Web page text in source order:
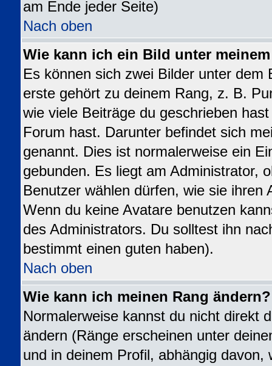
am Ende jeder Seite)
Nach oben
Wie kann ich ein Bild unter
Es können sich zwei Bilder unter dem
erste gehört zu deinem Rang, z. B.
wie viele Beiträge du geschrieben
Forum hast. Darunter befindet sich
genannt. Dies ist normalerweise ein
gebunden. Es liegt am Administrator,
Benutzer wählen dürfen, wie sie ihren
Wenn du keine Avatare benutzen
des Administrators. Du solltest ihn
bestimmt einen guten haben).
Nach oben
Wie kann ich meinen Rang ändern?
Normalerweise kannst du nicht direkt
ändern (Ränge erscheinen unter
und in deinem Profil, abhängig